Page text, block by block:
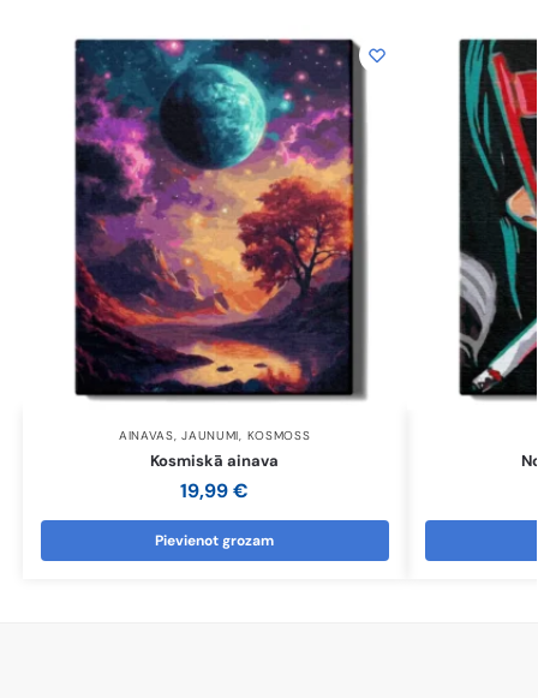
AINAVAS,JAUNUMI, KOSMOSS
Kosmiskā ainava
19,99€
Pievienot grozam